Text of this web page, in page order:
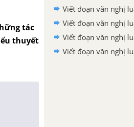
tác
thuyết
Viết đoạn văn nghị
Viết đoạn văn nghị